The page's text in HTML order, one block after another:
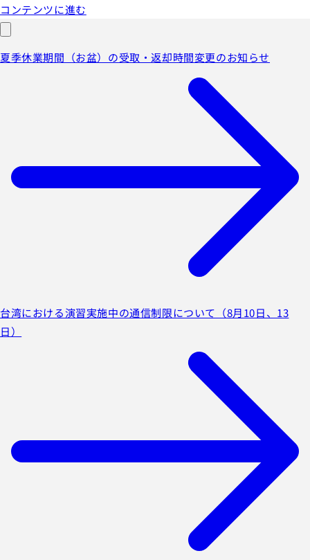
コンテンツに進む
夏季休業期間（お盆）の受取・返却時間変更のお知らせ
台湾における演習実施中の通信制限について（8月10日、13
日）